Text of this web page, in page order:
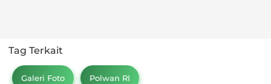
Tag Terkait
Galeri Foto Polwan RI